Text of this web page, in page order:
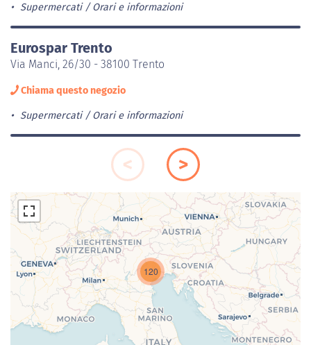
Supermercati Orari e informazioni
Eurospar Trento
Via Manci, 26/30 - 38100 Trento
Chiama questo negozio
Supermercati Orari e informazioni
Caricamento della carta in corso...
120